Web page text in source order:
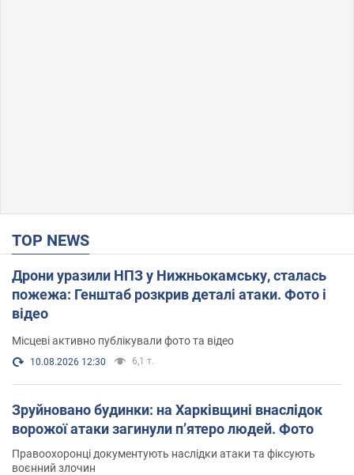
TOP NEWS
Дрони уразили НПЗ у Нижньокамську, сталась
пожежа: Генштаб розкрив деталі атаки. Фото і
відео
Місцеві активно публікували фото та відео
10.08.2026 12:30 6,1 т.
Зруйновано будинки: на Харківщині внаслідок
ворожої атаки загинули п’ятеро людей. Фото
Правоохоронці документують наслідки атаки та фіксують
воєнний злочин